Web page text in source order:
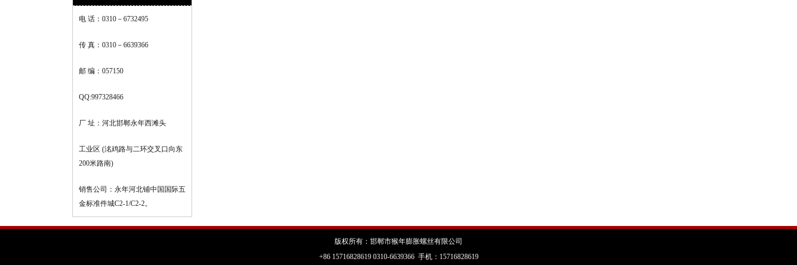
电 话：0310－6732495
传 真：0310－6639366
邮 编：057150
QQ:997328466
厂 址：河北邯郸永年西滩头
工业区 (洺鸡路与二环交叉口向东
200米路南)
销售公司：永年河北铺中国国际五
金标准件城C2-1/C2-2。
版权所有：邯郸市猴年膨胀螺丝有限公司
+86 15716828619 0310-6639366 手机：15716828619